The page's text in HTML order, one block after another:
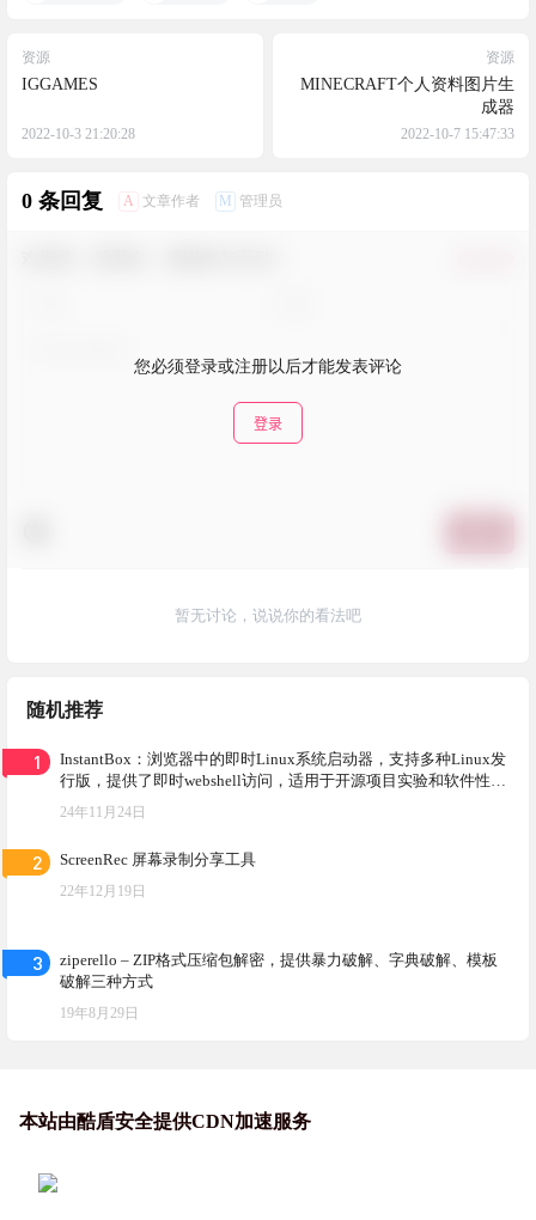
资源
IGGAMES
2022-10-3 21:20:28
资源
MINECRAFT个人资料图片生
成器
2022-10-7 15:47:33
0 条回复 A 文章作者 M 管理员
您必须登录或注册以后才能发表评论
登录
暂无讨论，说说你的看法吧
随机推荐
1
InstantBox：浏览器中的即时Linux系统启动器，支持多种Linux发
行版，提供了即时webshell访问，适用于开源项目实验和软件性能
测试等多种场景
24年11月24日
2 ScreenRec 屏幕录制分享工具
22年12月19日
3
ziperello – ZIP格式压缩包解密，提供暴力破解、字典破解、模板
破解三种方式
19年8月29日
本站由酷盾安全提供CDN加速服务